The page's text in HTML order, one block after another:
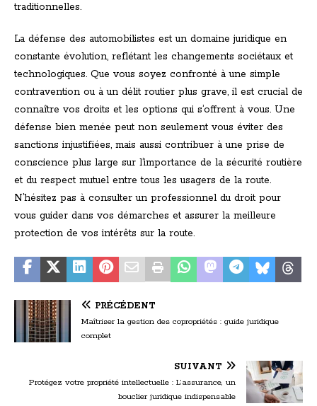
traditionnelles.
La défense des automobilistes est un domaine juridique en
constante évolution, reflétant les changements sociétaux et
technologiques. Que vous soyez confronté à une simple
contravention ou à un délit routier plus grave, il est crucial de
connaître vos droits et les options qui s’offrent à vous. Une
défense bien menée peut non seulement vous éviter des
sanctions injustifiées, mais aussi contribuer à une prise de
conscience plus large sur l’importance de la sécurité routière
et du respect mutuel entre tous les usagers de la route.
N’hésitez pas à consulter un professionnel du droit pour
vous guider dans vos démarches et assurer la meilleure
protection de vos intérêts sur la route.
PRÉCÉDENT
Maîtriser la gestion des copropriétés : guide juridique
complet
SUIVANT
Protégez votre propriété intellectuelle : L’assurance, un
bouclier juridique indispensable